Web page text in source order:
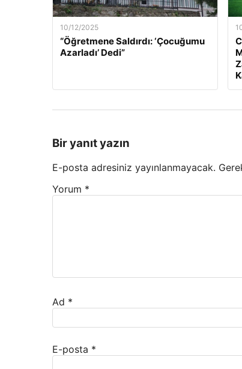
10/12/2025
“Öğretmene Saldırdı: ‘Çocuğumu
Azarladı’ Dedi”
Bir yanıt yazın
E-posta adresiniz yayınlanmayacak.
Yorum *
Ad *
E-posta *